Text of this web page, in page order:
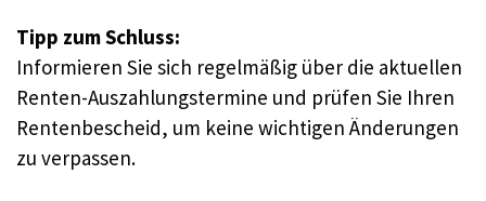
Tipp zum Schluss:
Informieren Sie sich regelmäßig über die aktuellen
Renten-Auszahlungstermine und prüfen Sie Ihren
Rentenbescheid, um keine wichtigen Änderungen
zu verpassen.